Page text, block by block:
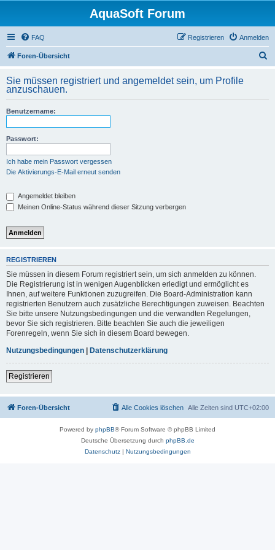
AquaSoft Forum
FAQ Anmelden
Registrieren
Foren-Übersicht
h
Sie müssen registriert und angemeldet sein, um Profile
anzuschauen.
Benutzername:
Passwort:
Ich habe mein Passwort vergessen
Die Aktivierungs-E-Mail erneut senden
Angemeldet bleiben
Meinen Online-Status während dieser Sitzung verbergen
REGISTRIEREN
Sie müssen in diesem Forum registriert sein, um sich anmelden zu können.
Die Registrierung ist in wenigen Augenblicken erledigt und ermöglicht es
Ihnen, auf weitere Funktionen zuzugreifen. Die Board-Administration kann
registrierten Benutzern auch zusätzliche Berechtigungen zuweisen. Beachten
Sie bitte unsere Nutzungsbedingungen und die verwandten Regelungen,
bevor Sie sich registrieren. Bitte beachten Sie auch die jeweiligen
Forenregeln, wenn Sie sich in diesem Board bewegen.
Nutzungsbedingungen | Datenschutzerklärung
Registrieren
Foren-Übersicht Alle Zeiten sind UTC+02:00
Alle Cookies löschen
Powered by phpBB® Forum Software © phpBB Limited
Deutsche Übersetzung durch phpBB.de
Datenschutz| Nutzungsbedingungen